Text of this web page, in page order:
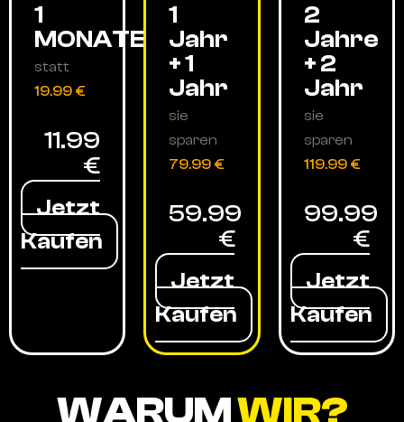
1
MONATE
statt
19.99 €
11.99
€
Jetzt
Kaufen
1
Jahr
+ 1
Jahr
sie
sparen
79.99 €
59.99
€
Jetzt
Kaufen
2
Jahre
+ 2
Jahr
sie
sparen
119.99 €
99.99
€
Jetzt
Kaufen
WARUMWIR?